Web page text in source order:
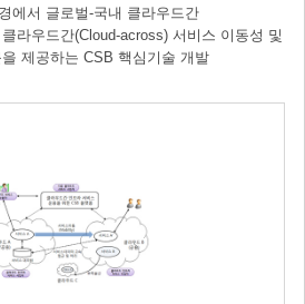
에서 글로벌-국내 클라우드간
라우드간(Cloud-across) 서비스 이동성 및
제공하는 CSB 핵심기술 개발